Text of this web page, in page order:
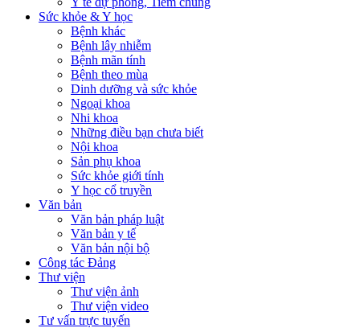
Sức khỏe & Y học
Bệnh khác
Bệnh lây nhiễm
Bệnh mãn tính
Bệnh theo mùa
Dinh dưỡng và sức khỏe
Ngoại khoa
Nhi khoa
Những điều bạn chưa biết
Nội khoa
Sản phụ khoa
Sức khỏe giới tính
Y học cổ truyền
Văn bản
Văn bản pháp luật
Văn bản y tế
Văn bản nội bộ
Công tác Đảng
Thư viện
Thư viện ảnh
Thư viện video
Tư vấn trực tuyến